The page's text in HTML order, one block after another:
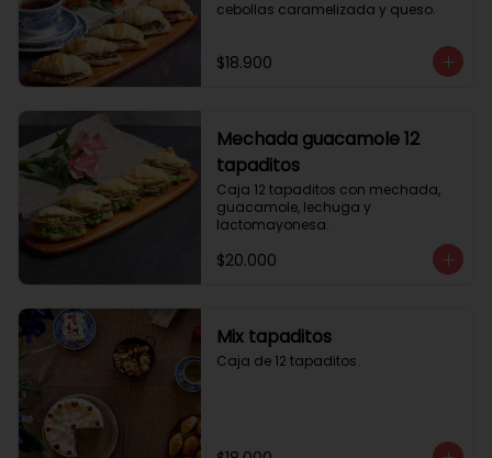
cebollas caramelizada y queso.
$18.900
Mechada guacamole 12
tapaditos
Caja 12 tapaditos con mechada,
guacamole, lechuga y
lactomayonesa.
$20.000
Mix tapaditos
Caja de 12 tapaditos.